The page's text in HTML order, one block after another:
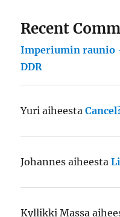
Recent
Imperiumin raunio
DDR
Yuri aiheesta
Johannes aiheesta
Kyllikki Massa